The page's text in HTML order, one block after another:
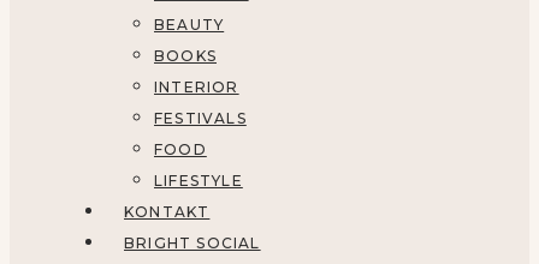
BEAUTY
BOOKS
INTERIOR
FESTIVALS
FOOD
LIFESTYLE
KONTAKT
BRIGHT SOCIAL